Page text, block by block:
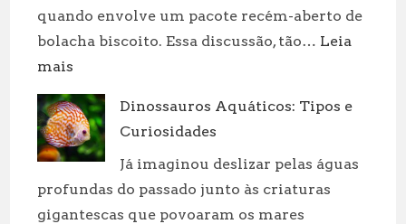
quando envolve um pacote recém-aberto de
bolacha biscoito. Essa discussão, tão… Leia
mais
Biscoito:
Qual
é
Diferença?
Dinossauros Aquáticos: Tipos e
Curiosidades
Já imaginou deslizar pelas águas
profundas do passado junto às criaturas
gigantescas que povoaram os mares